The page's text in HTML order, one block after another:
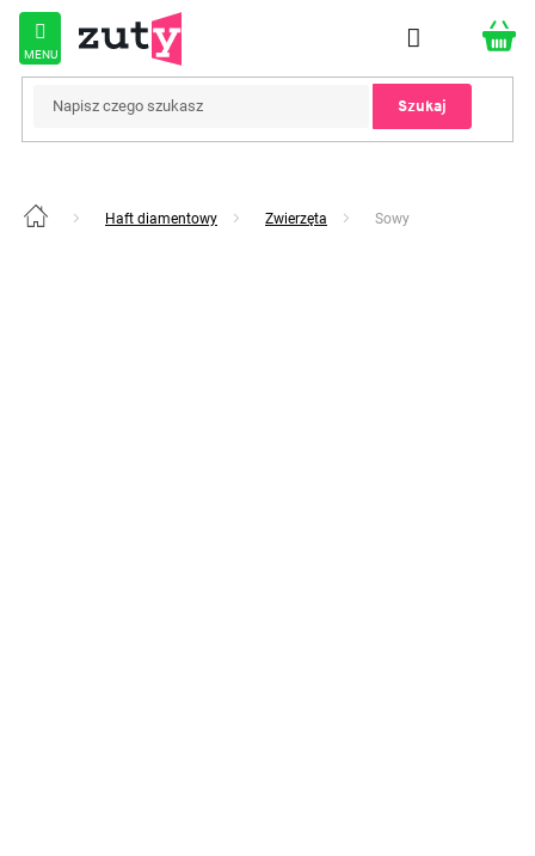
Przejść
treści
Szukaj
Home Haft diamentowy Zwierzęta Sowy